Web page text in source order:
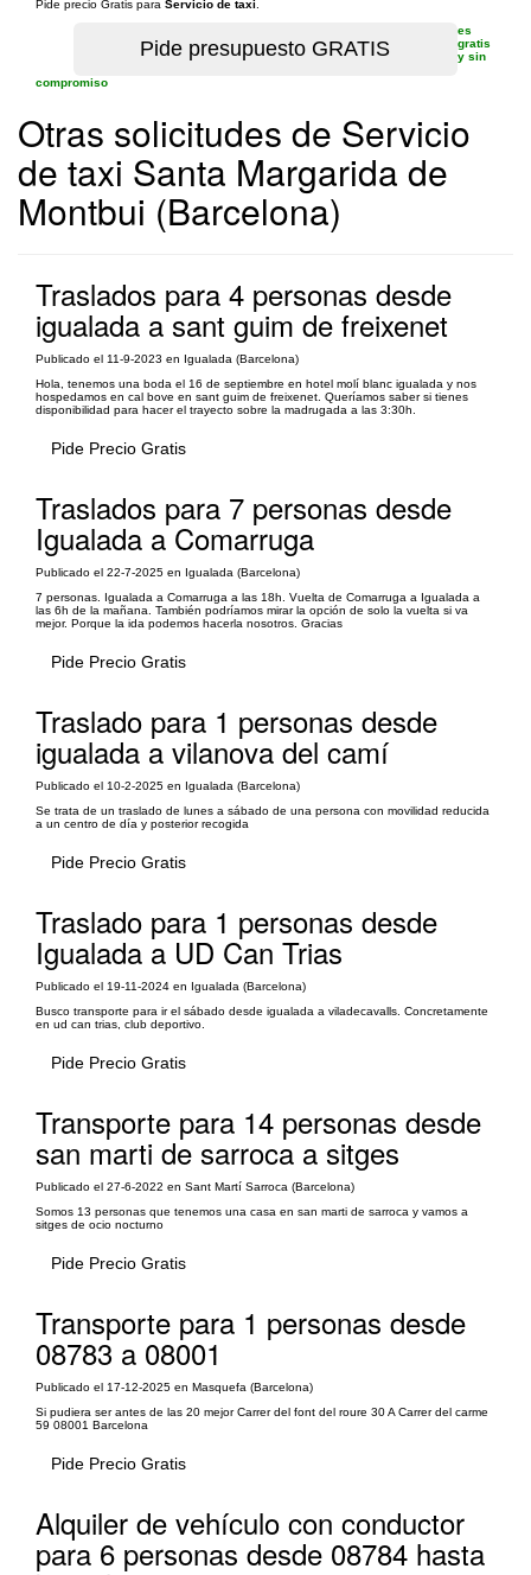
Pide precio Gratis para Servicio de taxi
es
gratis
y sin
compromiso
Otras solicitudes de Servicio
de taxi Santa Margarida de
Montbui (Barcelona)
Traslados para 4 personas desde
igualada a sant guim de freixenet
Publicado el 11-9-2023 en Igualada (Barcelona)
Hola, tenemos una boda el 16 de septiembre en hotel molí blanc igualada y nos
hospedamos en cal bove en sant guim de freixenet. Queríamos saber si tienes
disponibilidad para hacer el trayecto sobre la madrugada a las 3:30h.
Pide Precio Gratis
Traslados para 7 personas desde
Igualada a Comarruga
Publicado el 22-7-2025 en Igualada (Barcelona)
7 personas. Igualada a Comarruga a las 18h. Vuelta de Comarruga a Igualada a
las 6h de la mañana. También podríamos mirar la opción de solo la vuelta si va
mejor. Porque la ida podemos hacerla nosotros. Gracias
Pide Precio Gratis
Traslado para 1 personas desde
igualada a vilanova del camí
Publicado el 10-2-2025 en Igualada (Barcelona)
Se trata de un traslado de lunes a sábado de una persona con movilidad reducida
a un centro de día y posterior recogida
Pide Precio Gratis
Traslado para 1 personas desde
Igualada a UD Can Trias
Publicado el 19-11-2024 en Igualada (Barcelona)
Busco transporte para ir el sábado desde igualada a viladecavalls. Concretamente
en ud can trias, club deportivo.
Pide Precio Gratis
Transporte para 14 personas desde
san marti de sarroca a sitges
Publicado el 27-6-2022 en Sant Martí Sarroca (Barcelona)
Somos 13 personas que tenemos una casa en san marti de sarroca y vamos a
sitges de ocio nocturno
Pide Precio Gratis
Transporte para 1 personas desde
08783 a 08001
Publicado el 17-12-2025 en Masquefa (Barcelona)
Si pudiera ser antes de las 20 mejor Carrer del font del roure 30 A Carrer del carme
59 08001 Barcelona
Pide Precio Gratis
Alquiler de vehículo con conductor
para 6 personas desde 08784 hasta